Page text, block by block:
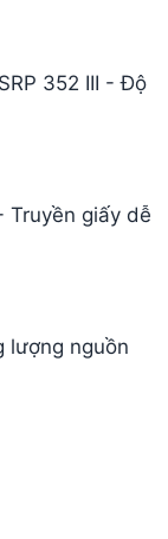
352 III - Độ
giấy dễ
lượng nguồn